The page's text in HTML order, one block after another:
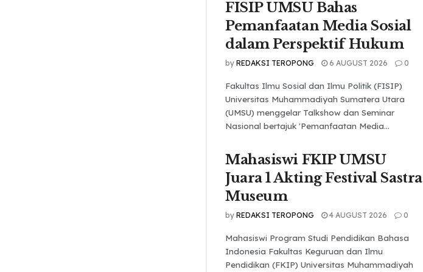
FISIP UMSU Bahas
Pemanfaatan Media Sosial
dalam Perspektif Hukum
by REDAKSI TEROPONG 6 AUGUST 2026 0
Fakultas Ilmu Sosial dan Ilmu Politik (FISIP)
Universitas Muhammadiyah Sumatera Utara
(UMSU) menggelar Talkshow dan Seminar
Nasional bertajuk 'Pemanfaatan Media...
Mahasiswi FKIP UMSU
Juara 1 Akting Festival Sastra
Museum
by REDAKSI TEROPONG 4 AUGUST 2026 0
Mahasiswi Program Studi Pendidikan Bahasa
Indonesia Fakultas Keguruan dan Ilmu
Pendidikan (FKIP) Universitas Muhammadiyah